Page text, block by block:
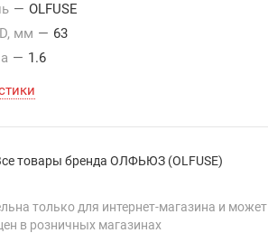
— OLFUSE
мм — 63
— 1.6
товары бренда ОЛФЬЮЗ (OLFUSE)
только для интернет-магазина и может
в розничных магазинах